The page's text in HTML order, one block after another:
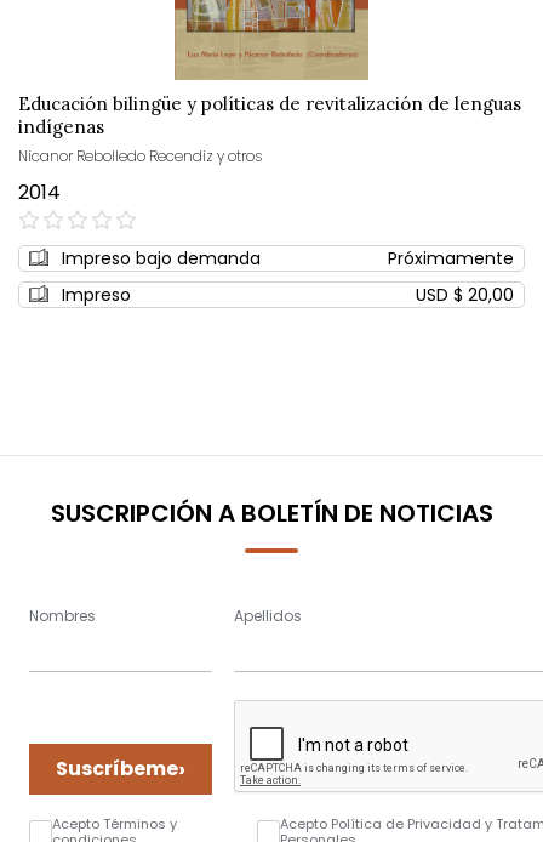
Educación bilingüe y políticas de revitalización de lenguas
indígenas
Nicanor Rebolledo Recendiz y otros
2014
0%
Impreso bajo demanda
Próximamente
Impreso
USD $ 20,00
SUSCRIPCIÓN A BOLETÍN DE NOTICIAS
Nombres Apellidos
Suscríbeme›
Acepto Términos y
Acepto Política de Privacidad y